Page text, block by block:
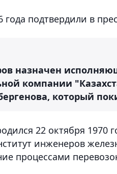
подтвердили в
назначен
компании
который
22 октября 1970
инженеров
процессами